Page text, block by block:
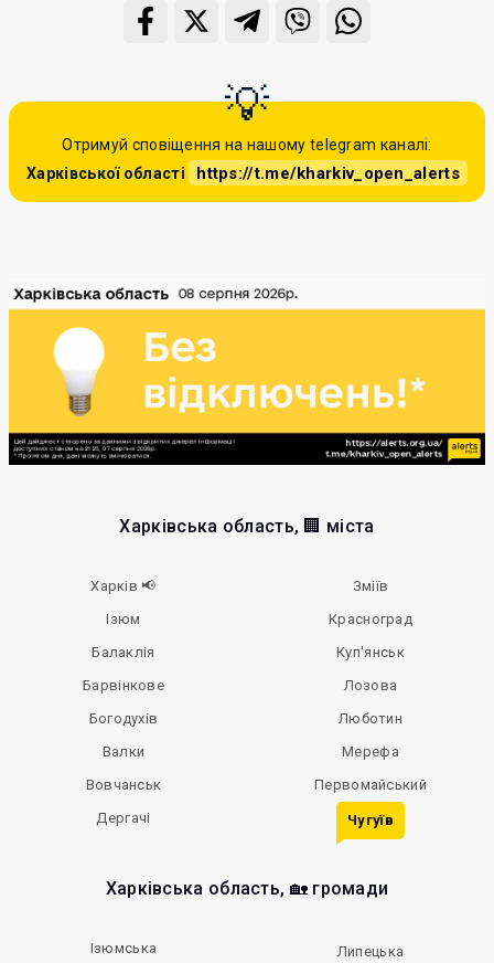
Отримуй сповіщення на нашому telegram каналі:
Харківської області
https://t.me/kharkiv_open_alerts
Харківська область, 🏢 міста
Харків 📢
Ізюм
Балаклія
Барвінкове
Богодухів
Валки
Вовчанськ
Дергачі
Зміїв
Красноград
Куп'янськ
Лозова
Люботин
Мерефа
Первомайський
Чугуїв
Харківська область, 🏡 громади
Ізюмська
Липецька